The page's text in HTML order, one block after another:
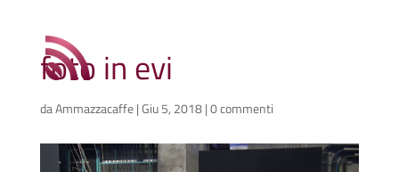
foto in evi
daAmmazzacaffe|Giu 5, 2018|0 commenti